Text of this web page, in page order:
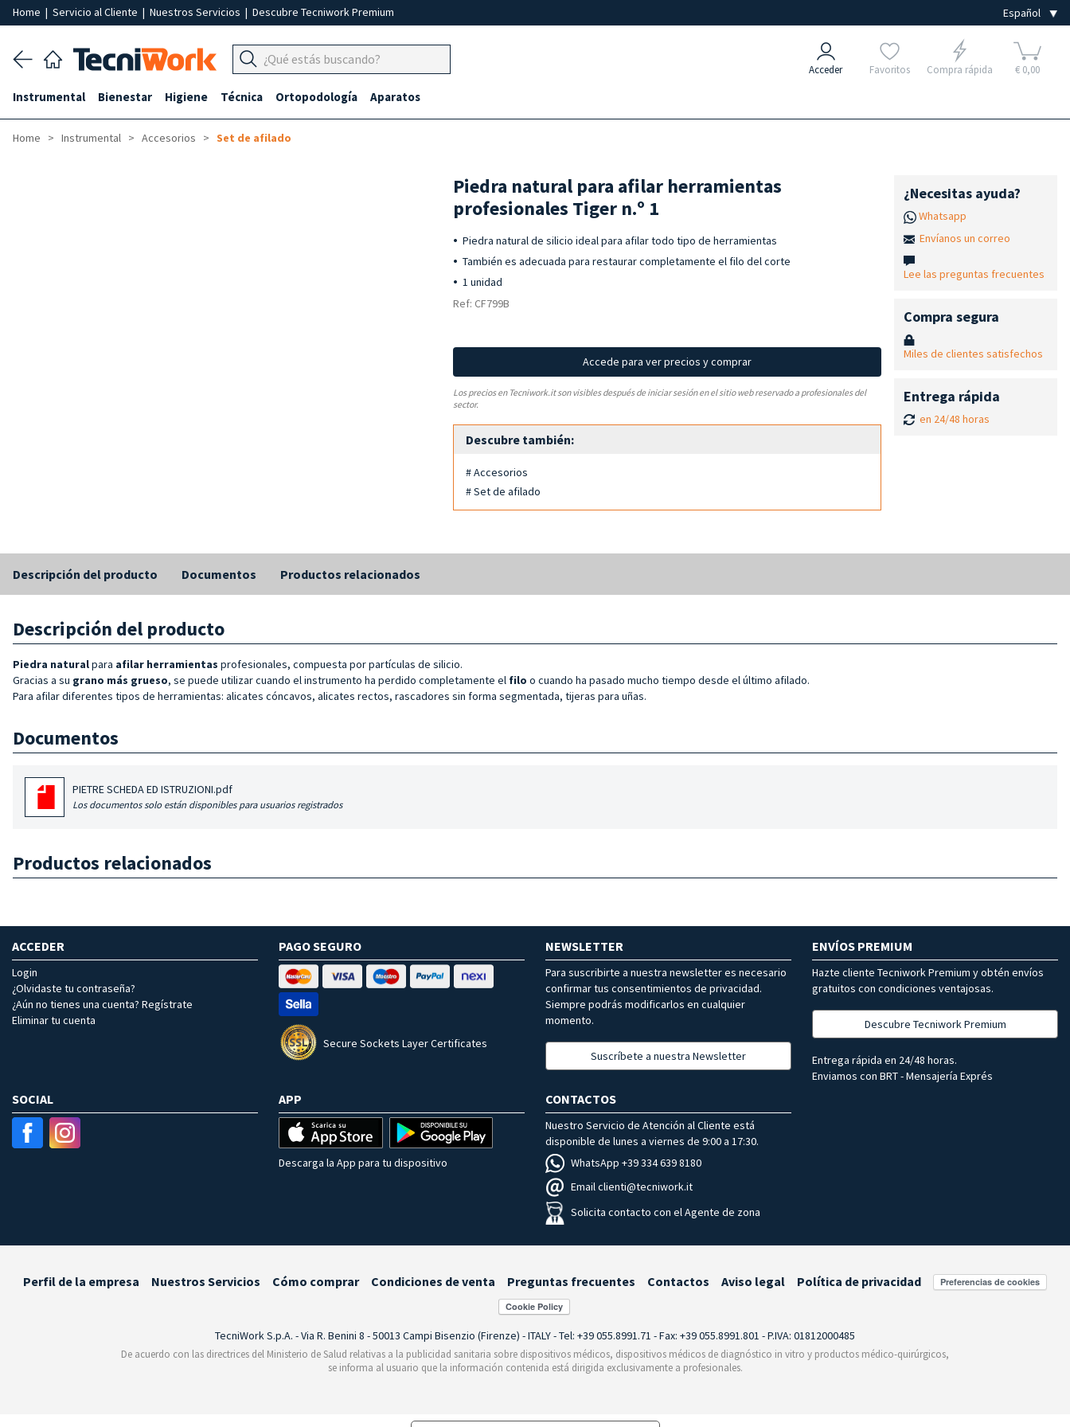
Home | Servicio al Cliente | Nuestros Servicios | Descubre Tecniwork Premium
Acceder Favoritos Compra rápida € 0,00
Instrumental Bienestar Higiene Técnica Ortopodología Aparatos
Home Instrumental Accesorios Set de afilado
Piedra natural para afilar herramientas
profesionales Tiger n.º 1
Piedra natural de silicio ideal para afilar todo tipo de herramientas
También es adecuada para restaurar completamente el filo del corte
1 unidad
Ref: CF799B
Accede para ver precios y comprar
Los precios en Tecniwork.it son visibles después de iniciar sesión en el sitio web reservado a profesionales del
sector.
Descubre también:
# Accesorios
# Set de afilado
¿Necesitas ayuda?
Whatsapp
Envíanos un correo
Lee las preguntas frecuentes
Compra segura
Miles de clientes satisfechos
Entrega rápida
en 24/48 horas
Descripción del producto Documentos Productos relacionados
Descripción del producto
Piedra naturalpara afilar herramientas profesionales, compuesta por partículas de silicio.
Gracias a su grano más grueso, se puede utilizar cuando el instrumento ha perdido completamente el filo o cuando ha pasado mucho tiempo desde el último afilado.
Para afilar diferentes tipos de herramientas: alicates cóncavos, alicates rectos, rascadores sin forma segmentada, tijeras para uñas.
Documentos
PIETRE SCHEDA ED ISTRUZIONI.pdf
Los documentos solo están disponibles para usuarios registrados
Productos relacionados
ACCEDER
Login
¿Olvidaste tu contraseña?
¿Aún no tienes una cuenta? Regístrate
Eliminar tu cuenta
PAGO SEGURO
Secure Sockets Layer Certificates
NEWSLETTER
Para suscribirte a nuestra newsletter es necesario
confirmar tus consentimientos de privacidad.
Siempre podrás modificarlos en cualquier
momento.
Suscríbete a nuestra Newsletter
ENVÍOS PREMIUM
Hazte cliente Tecniwork Premium y obtén envíos
gratuitos con condiciones ventajosas.
Descubre Tecniwork Premium
Entrega rápida en 24/48 horas.
Enviamos con BRT - Mensajería Exprés
SOCIAL APP
Descarga la App para tu dispositivo
CONTACTOS
Nuestro Servicio de Atención al Cliente está
disponible de lunes a viernes de 9:00 a 17:30.
WhatsApp +39 334 639 8180
Email clienti@tecniwork.it
Solicita contacto con el Agente de zona
Perfil de la empresa Nuestros Servicios Cómo comprar Condiciones de venta Preguntas frecuentes Contactos Aviso legal Política de privacidad Preferencias de cookies
TecniWork S.p.A. - Via R. Benini 8 - 50013 Campi Bisenzio (Firenze) - ITALY - Tel: +39 055.8991.71 - Fax: +39 055.8991.801 - P.IVA: 01812000485
De acuerdo con las directrices del Ministerio de Salud relativas a la publicidad sanitaria sobre dispositivos médicos, dispositivos médicos de diagnóstico in vitro y productos médico-quirúrgicos,
se informa al usuario que la información contenida está dirigida exclusivamente a profesionales.